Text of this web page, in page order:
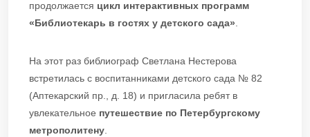
продолжается цикл интерактивных программ
«Библиотекарь в гостях у детского сада».
На этот раз библиограф Светлана Нестерова
встретилась с воспитанниками детского сада № 82
(Аптекарский пр., д. 18) и пригласила ребят в
увлекательное путешествие по Петербургскому
метрополитену.